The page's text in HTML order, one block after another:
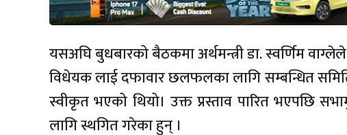
यसअघि बुधबारको बैठकमा अर्थमन्त्री डा. स्वर्णिम
विधेयक लाई दफावार छलफलका लागि सम्बन्धित
स्वीकृत भएको थियो। उक्त प्रस्ताव पारित भएपछि
लागि स्थगित गरेका हुन् ।